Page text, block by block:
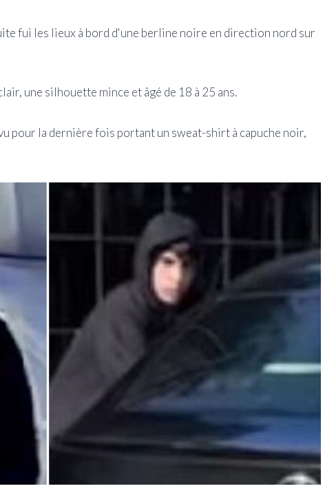
fui les lieux à bord d'une berline noire en direction nord sur
une silhouette mince et âgé de 18 à 25 ans.
pour la dernière fois portant un sweat-shirt à capuche noir,